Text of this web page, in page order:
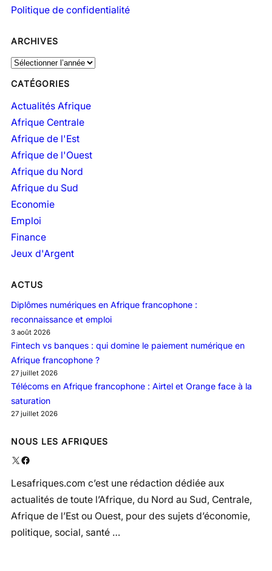
Politique de confidentialité
ARCHIVES
A
c
h
v
CATÉGORIES
Actualités Afrique
Afrique Centrale
Afrique de l'Est
Afrique de l'Ouest
Afrique du Nord
Afrique du Sud
Economie
Emploi
Finance
Jeux d'Argent
ACTUS
Diplômes numériques en Afrique francophone :
reconnaissance et emploi
3 août 2026
Fintech vs banques : qui domine le paiement numérique en
Afrique francophone ?
27 juillet 2026
Télécoms en Afrique francophone : Airtel et Orange face à la
saturation
27 juillet 2026
NOUS LES AFRIQUES
X Facebook
Lesafriques.com c’est une rédaction dédiée aux
actualités de toute l’Afrique, du Nord au Sud, Centrale,
Afrique de l’Est ou Ouest, pour des sujets d’économie,
politique, social, santé …